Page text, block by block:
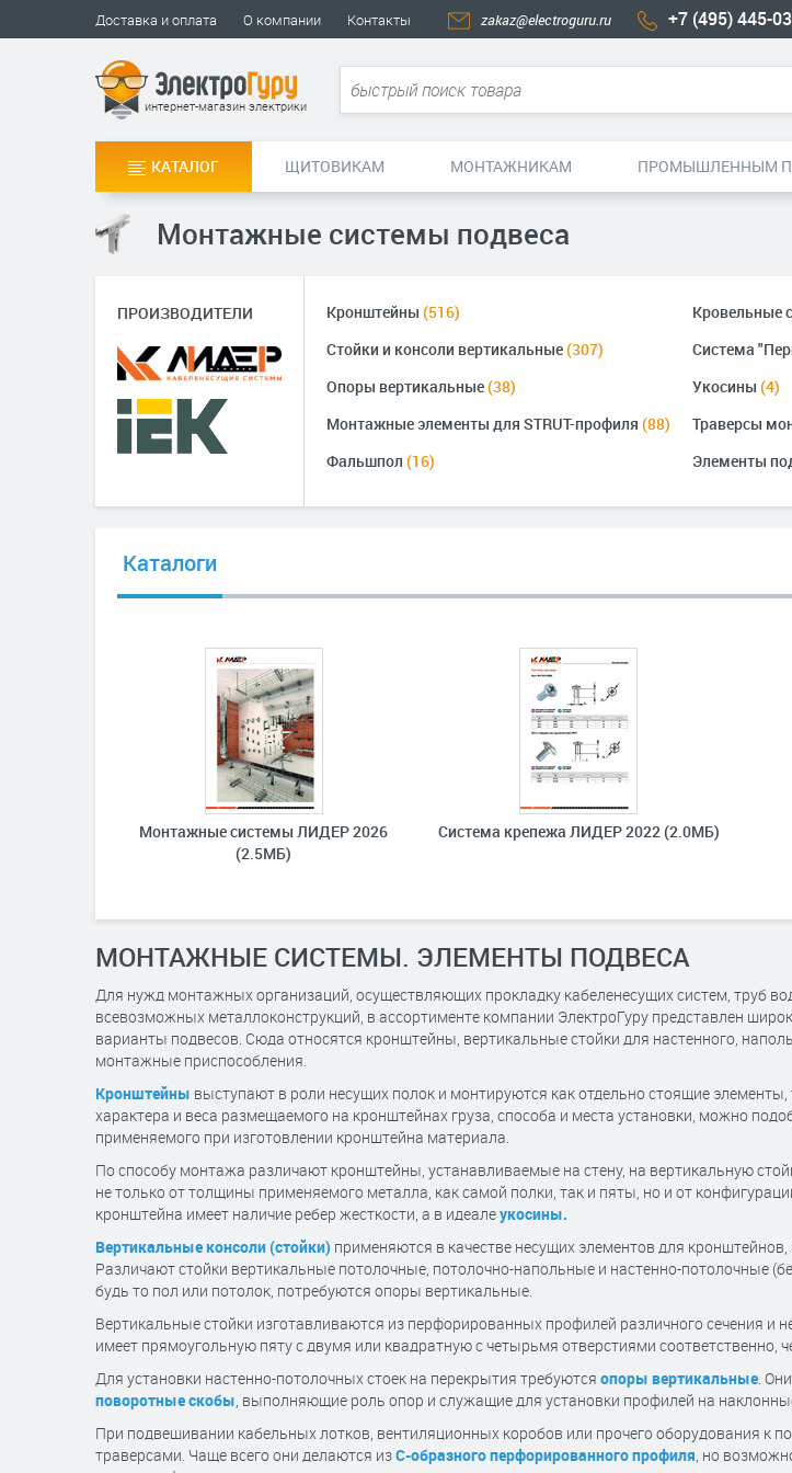
Доставка и оплата О компании Контакты zakaz@electroguru.ru +7 (495) 445-
интернет-магазин электрики
КАТАЛОГ ЩИТОВИКАМ МОНТАЖНИКАМ ПРОМЫШЛЕННЫМ
Монтажные системы подвеса
ПРОИЗВОДИТЕЛИ Кронштейны (516)
Стойки и консоли вертикальные(307)
Опоры вертикальные(38)
Монтажные элементы для STRUT-профиля (88)
Фальшпол (16)
Кровельные
Система
Укосины (4)
Траверсы
Элементы
Каталоги
Монтажные системы ЛИДЕР 2026
(2.5МБ)
Система крепежа ЛИДЕР 2022 (2.0МБ)
МОНТАЖНЫЕ СИСТЕМЫ. ЭЛЕМЕНТЫ ПОДВЕСА
Для нужд монтажных организаций, осуществляющих прокладку кабеленесущих систем, труб
всевозможных металлоконструкций, в ассортименте компании ЭлектроГуру представлен
варианты подвесов. Сюда относятся кронштейны, вертикальные стойки для настенного,
монтажные приспособления.
Кронштейны выступают в роли несущих полок и монтируются как отдельно стоящие
характера и веса размещаемого на кронштейнах груза, способа и места установки, можно
применяемого при изготовлении кронштейна материала.
По способу монтажа различают кронштейны, устанавливаемые на стену, на вертикальную
не только от толщины применяемого металла, как самой полки, так и пяты, но и от
кронштейна имеет наличие ребер жесткости, а в идеалеукосины.
Вертикальные консоли (стойки) применяются в качестве несущих элементов для
Различают стойки вертикальные потолочные, потолочно-напольные и настенно-потолочные
будь то пол или потолок, потребуются опоры вертикальные.
Вертикальные стойки изготавливаются из перфорированных профилей различного сечения
имеет прямоугольную пяту с двумя или квадратную с четырьмя отверстиями соответственно,
Для установки настенно-потолочных стоек на перекрытия требуются опоры вертикальные .
поворотные скобы , выполняющие роль опор и служащие для установки профилей на
При подвешивании кабельных лотков, вентиляционных коробов или прочего оборудования к
траверсами. Чаще всего они делаются изС-образного перфорированного профиля , но